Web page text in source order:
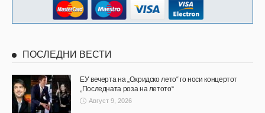
ПОСЛЕДНИ ВЕСТИ
ЕУ вечерта на „Охридско лето“ го носи концертот
„Последната роза на летото“
Август 9, 2026